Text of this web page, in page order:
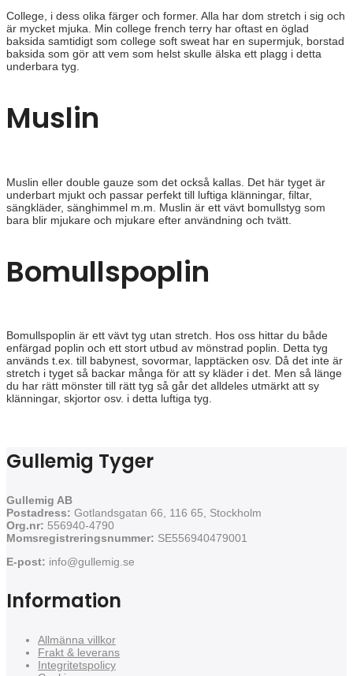
College, i dess olika färger och former. Alla har dom stretch i sig och
är mycket mjuka. Min college french terry har oftast en öglad
baksida samtidigt som college soft sweat har en supermjuk, borstad
baksida som gör att vem som helst skulle älska ett plagg i detta
underbara tyg.
Muslin
Muslin eller double gauze som det också kallas. Det här tyget är
underbart mjukt och passar perfekt till luftiga klänningar, filtar,
sängkläder, sänghimmel m.m. Muslin är ett vävt bomullstyg som
bara blir mjukare och mjukare efter användning och tvätt.
Bomullspoplin
Bomullspoplin är ett vävt tyg utan stretch. Hos oss hittar du både
enfärgad poplin och ett stort utbud av mönstrad poplin. Detta tyg
används t.ex. till babynest, sovormar, lapptäcken osv. Då det inte är
stretch i tyget så backar många för att sy kläder i det. Men så länge
du har rätt mönster till rätt tyg så går det alldeles utmärkt att sy
klänningar, skjortor osv. i detta luftiga tyg.
Gullemig Tyger
Gullemig AB
Postadress: Gotlandsgatan 66, 116 65, Stockholm
Org.nr: 556940-4790
Momsregistreringsnummer: SE556940479001
E-post: info@gullemig.se
Information
Allmänna villkor
Frakt & leverans
Integritetspolicy